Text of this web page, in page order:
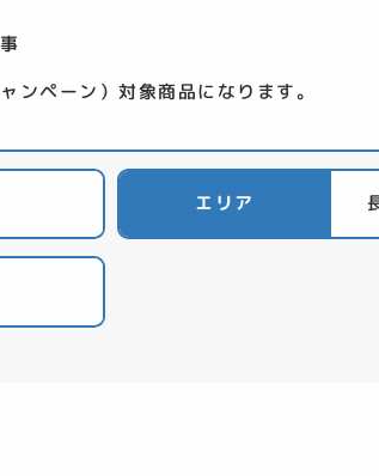
ンペーン）対象商品になります。
エリア